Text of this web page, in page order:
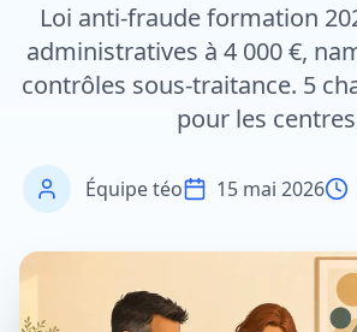
Loi anti-fraude formation
administratives à 4 000 €,
contrôles sous-traitance. 5
pour les
Équipe téo 15 mai 2026